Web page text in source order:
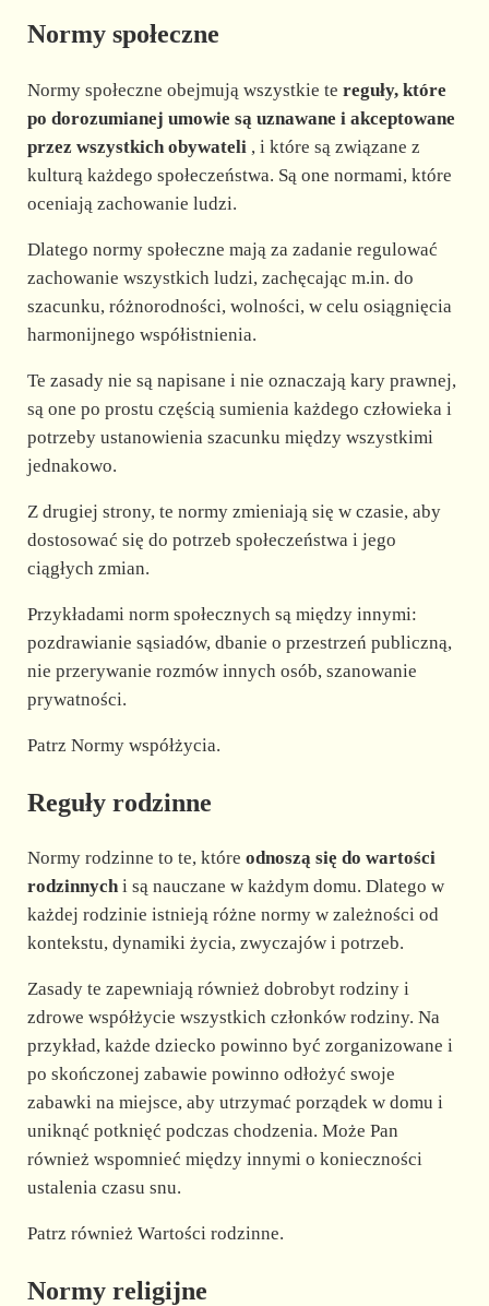
Normy społeczne
Normy społeczne obejmują wszystkie te reguły, które
po dorozumianej umowie są uznawane i akceptowane
przez wszystkich obywateli, i które są związane z
kulturą każdego społeczeństwa. Są one normami, które
oceniają zachowanie ludzi.
Dlatego normy społeczne mają za zadanie regulować
zachowanie wszystkich ludzi, zachęcając m.in. do
szacunku, różnorodności, wolności, w celu osiągnięcia
harmonijnego współistnienia.
Te zasady nie są napisane i nie oznaczają kary prawnej,
są one po prostu częścią sumienia każdego człowieka i
potrzeby ustanowienia szacunku między wszystkimi
jednakowo.
Z drugiej strony, te normy zmieniają się w czasie, aby
dostosować się do potrzeb społeczeństwa i jego
ciągłych zmian.
Przykładami norm społecznych są między innymi:
pozdrawianie sąsiadów, dbanie o przestrzeń publiczną,
nie przerywanie rozmów innych osób, szanowanie
prywatności.
Patrz Normy współżycia.
Reguły rodzinne
Normy rodzinne to te, które odnoszą się do wartości
rodzinnychi są nauczane w każdym domu. Dlatego w
każdej rodzinie istnieją różne normy w zależności od
kontekstu, dynamiki życia, zwyczajów i potrzeb.
Zasady te zapewniają również dobrobyt rodziny i
zdrowe współżycie wszystkich członków rodziny. Na
przykład, każde dziecko powinno być zorganizowane i
po skończonej zabawie powinno odłożyć swoje
zabawki na miejsce, aby utrzymać porządek w domu i
uniknąć potknięć podczas chodzenia. Może Pan
również wspomnieć między innymi o konieczności
ustalenia czasu snu.
Patrz również Wartości rodzinne.
Normy religijne